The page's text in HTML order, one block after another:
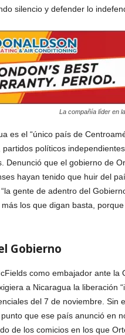
silencio y defender lo
La compañía líder en
es el “único país de
políticos
Denunció que el gobierno de
hayan tenido que huir del
gente de adentro del
los que digan basta,
Gobierno
como embajador ante la
a Nicaragua la liberación
del 7 de noviembre. Sin
que ese país anunció en
de los comicios en los que